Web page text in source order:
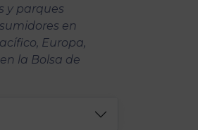
y parques
en
Europa,
la Bolsa de